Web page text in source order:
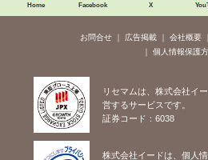
Home Facebook X
お問合せ 広告掲載 会社概要
個人情報保護
リセマムは、株式会社イ
営するサービスです。
証券コード：6038
株式会社イードは、個人